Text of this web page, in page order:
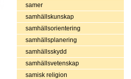
samer
samhällskunskap
samhällsorientering
samhällsplanering
samhällsskydd
samhällsvetenskap
samisk religion